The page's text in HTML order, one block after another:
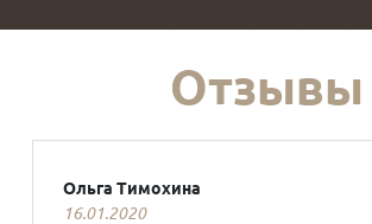
Отзывы
Ольга Тимохина
16.01.2020